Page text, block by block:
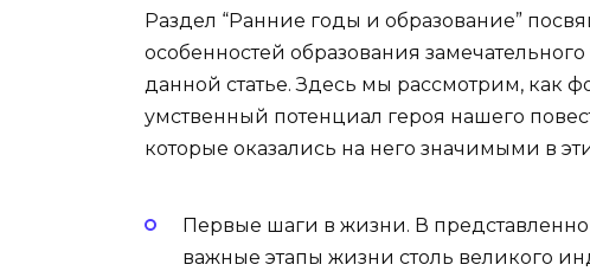
Раздел “Ранние годы и образование”
особенностей образования
данной статье. Здесь мы рассмотрим, как
умственный потенциал героя нашего
которые оказались на него значимыми в
Первые шаги в жизни. В
важные этапы жизни столь великого